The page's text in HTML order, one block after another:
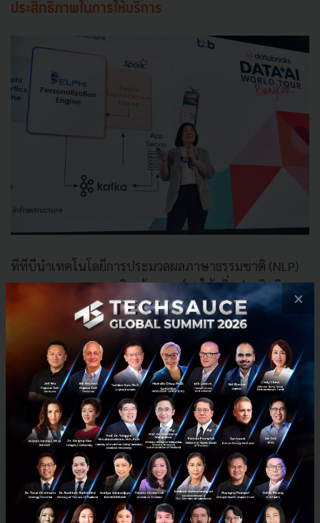
ประสิทธิภาพในการให้บริการ
ทีทีบีนำเทคโนโลยีการประมวลผลภาษาธรรมชาติ (NLP)
และ Generative AI เชิงสร้างสรรค์มาใช้เพิ่มประสิทธิภาพ
ในการให้บริการของพนักงานในช่องทาง ttb contact
center ที่ทำให้สามารถตอบคำถามลูกค้าได้รวดเร็วและ
แม่นยำมากขึ้นกว่าเท่าตัว พร้อมทั้งยกระดับขีดความ
สามารถด้าน Data and AI โดยใช้แพลตฟอร์มสุดล้ำอย่าง
databricks ที่ Gartner ได้จัดลำดับให้เป็นผู้นำด้าน Data
and AI ในการประมวลผลข้อมูล เพื่อช่วยเพิ่มประสิทธิภาพ
การใช้งาน อาทิ ความรวดเร็วในการใช้และประมวลผล
ข้อมูลที่ให้ความสามารถในการใช้ประโยชน์ได้เรียลไทม์
และรองรับปริมาณการประมวลผลข้อมูลที่มีขนาดใหญ่
ตลอดจนเจาะลึกเชิงเทคนิคทำให้ส่ง Personalized
Message หาลูกค้าได้จำนวนมาก ถูกจังหวะ ถูกเวลา เรียล
×